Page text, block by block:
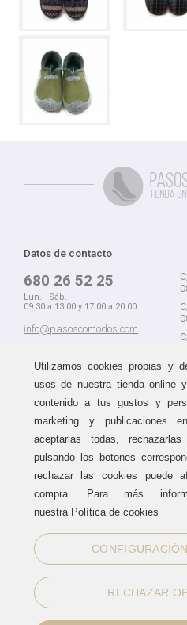
Datos de contacto
680 26 52 25
Lun. - Sáb.
09:30 a 13:00 y 17:00 a 20:00
info@pasoscomodos.com
Guía de compra
Métodos de envío
Área de clientes
Sellos de confianza
Utilizamos cookies propias y
usos de nuestra tienda online
contenido a tus gustos y
marketing y publicaciones
aceptarlas todas,
pulsando los botones
rechazar las cookies puede
compra. Para más
nuestra Política de cookies
RECHAZAR